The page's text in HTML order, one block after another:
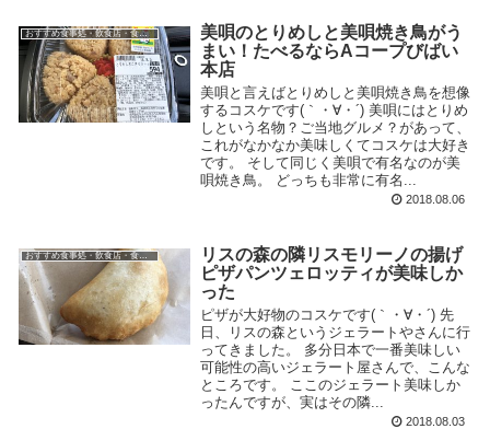
おすすめ食事処・飲食店・食べ物
美唄のとりめしと美唄焼き鳥がう
まい！たべるならAコープびばい
本店
美唄と言えばとりめしと美唄焼き鳥を想像
するコスケです(｀・∀・´) 美唄にはとりめ
しという名物？ご当地グルメ？があって、
これがなかなか美味しくてコスケは大好き
です。 そして同じく美唄で有名なのが美
唄焼き鳥。 どっちも非常に有名...
2018.08.06
おすすめ食事処・飲食店・食べ物
リスの森の隣リスモリーノの揚げ
ピザパンツェロッティが美味しか
った
ピザが大好物のコスケです(｀・∀・´) 先
日、リスの森というジェラートやさんに行
ってきました。 多分日本で一番美味しい
可能性の高いジェラート屋さんで、こんな
ところです。 ここのジェラート美味しか
ったんですが、実はその隣...
2018.08.03